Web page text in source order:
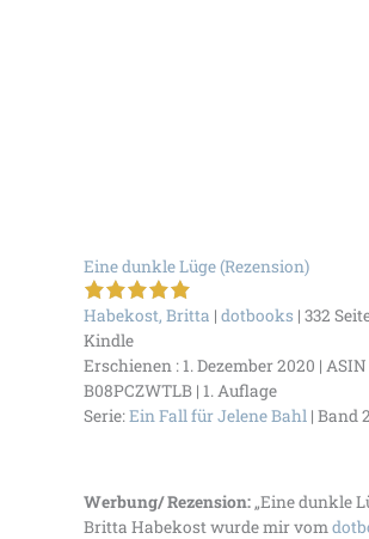
Eine dunkle Lüge (Rezension)
Habekost, Britta | dotbooks | 332
Kindle
Erschienen : 1. Dezember 2020 | ASIN
B08PCZWTLB | 1. Auflage
Serie:Ein Fall für Jelene Bahl | Band
Werbung/ Rezension:„Eine dunkle
Britta Habekost wurde mir vom